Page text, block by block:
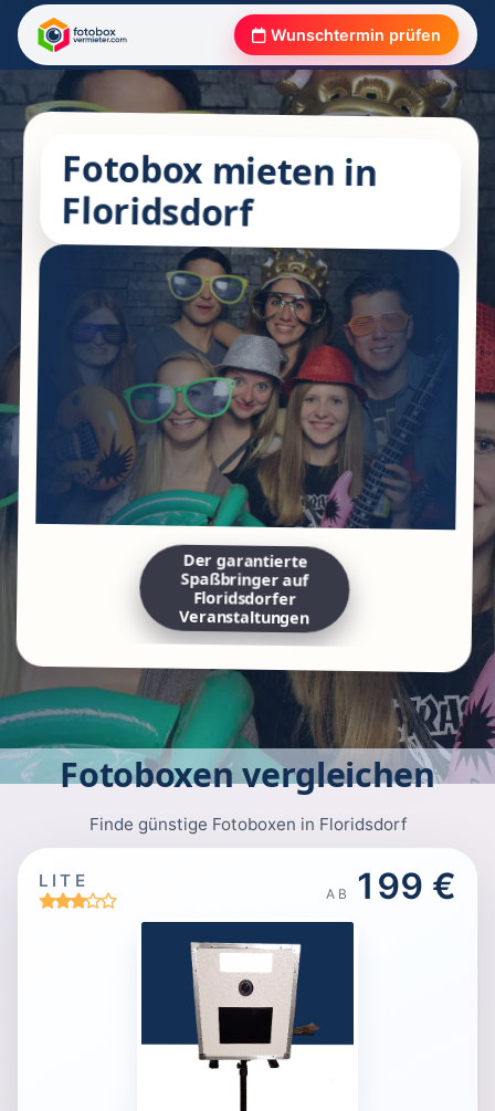
Wunschtermin prüfen
Fotobox mieten in
Floridsdorf
Der garantierte
Spaßbringer auf
Floridsdorfer
Veranstaltungen
Fotoboxen vergleichen
Finde günstige Fotoboxen in Floridsdorf
LITE
AB 199 €